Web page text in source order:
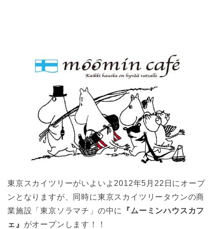
東京スカイツリーがいよいよ2012年5月22日にオープ
ンとなりますが、同時に東京スカイツリータウンの商
業施設「東京ソラマチ」の中に
『ムーミンハウスカフ
ェ』 がオープンします！！